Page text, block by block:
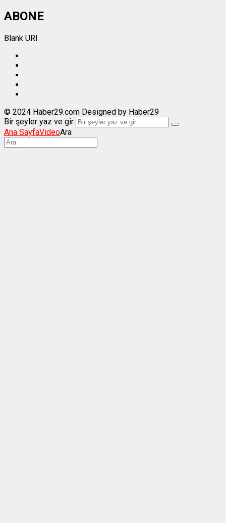
ABONE
Blank URI
© 2024 Haber29.com Designed by Haber29
Bir şeyler yaz ve gir
Ana SayfaVideoAra